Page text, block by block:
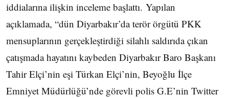
iddialarına ilişkin inceleme başlattı. Yapılan
açıklamada, “dün Diyarbakır’da terör örgütü PKK
mensuplarının gerçekleştirdiği silahlı saldırıda çıkan
çatışmada hayatını kaybeden Diyarbakır Baro Başkanı
Tahir Elçi’nin eşi Türkan Elçi’nin, Beyoğlu İlçe
Emniyet Müdürlüğü’nde görevli polis G.E’nin Twitter